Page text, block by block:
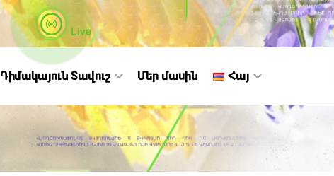
Live
Դիմակայուն Տավուշ Մեր մասին Հայ